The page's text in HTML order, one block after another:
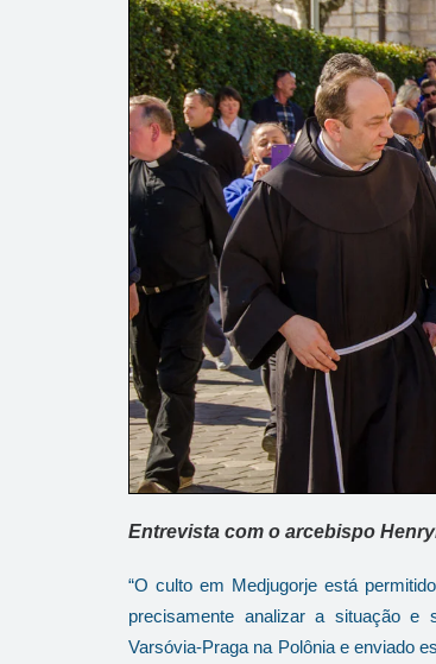
Entrevista com o arcebispo
“O culto em Medjugorje está
precisamente analizar a situação e
Varsóvia-Praga na Polônia e enviado